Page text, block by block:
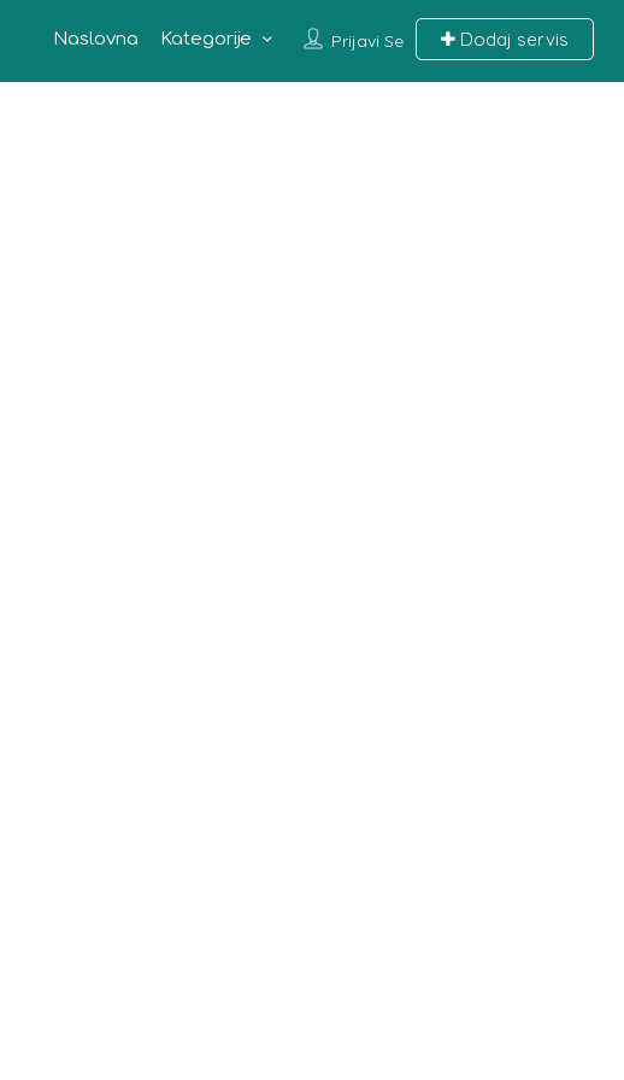
Prijavi Se Dodaj servis
Naslovna Kategorije